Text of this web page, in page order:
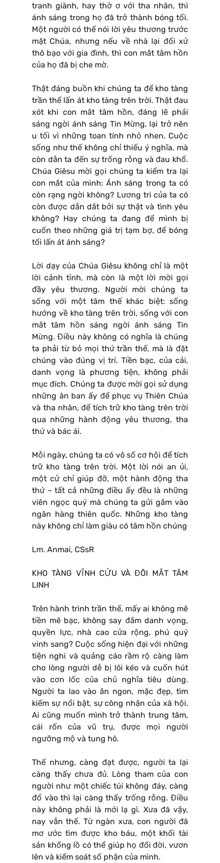
tranh giành, hay thờ ơ với tha nhân, thì
ánh sáng trong họ đã trở thành bóng tối.
Một người có thể nói lời yêu thương trước
mặt Chúa, nhưng nếu về nhà lại đối xử
thô bạo với gia đình, thì con mắt tâm hồn
của họ đã bị che mờ.
Thật đáng buồn khi chúng ta để kho tàng
trần thế lấn át kho tàng trên trời. Thật đau
xót khi con mắt tâm hồn, đáng lẽ phải
sáng ngời ánh sáng Tin Mừng, lại trở nên
u tối vì những toan tính nhỏ nhen. Cuộc
sống như thế không chỉ thiếu ý nghĩa, mà
còn dẫn ta đến sự trống rỗng và đau khổ.
Chúa Giêsu mời gọi chúng ta kiểm tra lại
con mắt của mình: Ánh sáng trong ta có
còn rạng ngời không? Lương tri của ta có
còn được dẫn dắt bởi sự thật và tình yêu
không? Hay chúng ta đang để mình bị
cuốn theo những giá trị tạm bợ, để bóng
tối lấn át ánh sáng?
Lời dạy của Chúa Giêsu không chỉ là một
lời cảnh tỉnh, mà còn là một lời mời gọi
đầy yêu thương. Người mời chúng ta
sống với một tâm thế khác biệt: sống
hướng về kho tàng trên trời, sống với con
mắt tâm hồn sáng ngời ánh sáng Tin
Mừng. Điều này không có nghĩa là chúng
ta phải từ bỏ mọi thứ trần thế, mà là đặt
chúng vào đúng vị trí. Tiền bạc, của cải,
danh vọng là phương tiện, không phải
mục đích. Chúng ta được mời gọi sử dụng
những ân ban ấy để phục vụ Thiên Chúa
và tha nhân, để tích trữ kho tàng trên trời
qua những hành động yêu thương, tha
thứ và bác ái.
Mỗi ngày, chúng ta có vô số cơ hội để tích
trữ kho tàng trên trời. Một lời nói an ủi,
một cử chỉ giúp đỡ, một hành động tha
thứ – tất cả những điều ấy đều là những
viên ngọc quý mà chúng ta gửi gắm vào
ngân hàng thiên quốc. Những kho tàng
này không chỉ làm giàu có tâm hồn chúng
Lm. Anmai, CSsR
KHO TÀNG VĨNH CỬU VÀ ĐÔI MẮT TÂM
LINH
Trên hành trình trần thế, mấy ai không mê
tiền mê bạc, không say đắm danh vọng,
quyền lực, nhà cao cửa rộng, phú quý
vinh sang? Cuộc sống hiện đại với những
tiện nghi và quảng cáo rầm rộ càng làm
cho lòng người dễ bị lôi kéo và cuốn hút
vào cơn lốc của chủ nghĩa tiêu dùng.
Người ta lao vào ăn ngon, mặc đẹp, tìm
kiếm sự nổi bật, sự công nhận của xã hội.
Ai cũng muốn mình trở thành trung tâm,
cái rốn của vũ trụ, được mọi người
ngưỡng mộ và tung hô.
Thế nhưng, càng đạt được, người ta lại
càng thấy chưa đủ. Lòng tham của con
người như một chiếc túi không đáy, càng
đổ vào thì lại càng thấy trống rỗng. Điều
này không phải là mới lạ gì. Xưa đã vậy,
nay vẫn thế. Từ ngàn xưa, con người đã
mơ ước tìm được kho báu, một khối tài
sản khổng lồ có thể giúp họ đổi đời, vươn
lên và kiểm soát số phận của mình.